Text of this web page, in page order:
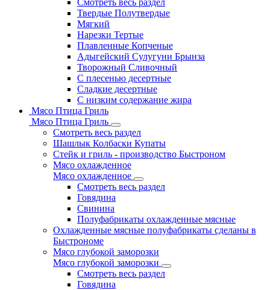
Смотреть весь раздел
Твердые Полутвердые
Мягкий
Нарезки Тертые
Плавленные Копченые
Адыгейский Сулугуни Брынза
Творожный Сливочный
С плесенью десертные
Сладкие десертные
С низким содержание жира
Мясо Птица Гриль
Мясо Птица Гриль
Смотреть весь раздел
Шашлык Колбаски Купаты
Стейк и гриль - производство Быстроном
Мясо охлажденное
Мясо охлажденное
Смотреть весь раздел
Говядина
Свинина
Полуфабрикаты охлажденные мясные
Охлажденные мясные полуфабрикаты сделаны в
Быстрономе
Мясо глубокой заморозки
Мясо глубокой заморозки
Смотреть весь раздел
Говядина